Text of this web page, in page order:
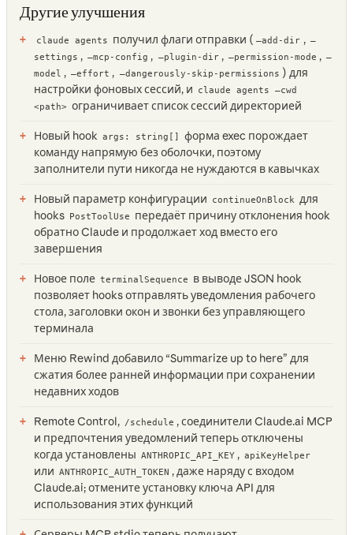
Другие улучшения
claude agents получил флаги отправки ( —add-dir , —
settings , —mcp-config , —plugin-dir , —permission-mode , —
model , —effort , —dangerously-skip-permissions ) для
настройки фоновых сессий, и
claude agents —cwd
<path> ограничивает список сессий директорией
Новый hook args: string[]
форма exec порождает
команду напрямую без оболочки, поэтому
заполнители пути никогда не нуждаются в кавычках
Новый параметр конфигурации continueOnBlock для
hooks PostToolUse
передаёт причину отклонения hook
обратно Claude и продолжает ход вместо его
завершения
Новое поле terminalSequence
в выводе JSON hook
позволяет hooks отправлять уведомления рабочего
стола, заголовки окон и звонки без управляющего
терминала
Меню Rewind добавило “Summarize up to here” для
сжатия более ранней информации при сохранении
недавних ходов
Remote Control, /schedule , соединители Claude.ai MCP
и предпочтения уведомлений теперь отключены
когда установлены ANTHROPIC_API_KEY , apiKeyHelper
или ANTHROPIC_AUTH_TOKEN , даже наряду с входом
Claude.ai; отмените установку ключа API для
использования этих функций